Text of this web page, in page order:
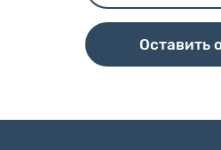
Оставить